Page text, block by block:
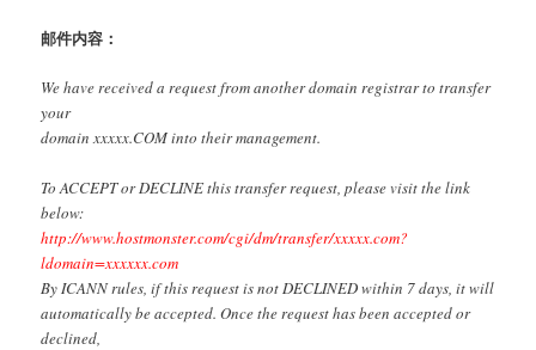
邮件内容：
We have received a request from another domain registrar to transfer
your
domain xxxxx.COM into their management.
To ACCEPT or DECLINE this transfer request, please visit the link
below:
http://www.hostmonster.com/cgi/dm/transfer/xxxxx.com?
ldomain=xxxxxx.com
By ICANN rules, if this request is not DECLINED within 7 days, it will
automatically be accepted. Once the request has been accepted or
declined,